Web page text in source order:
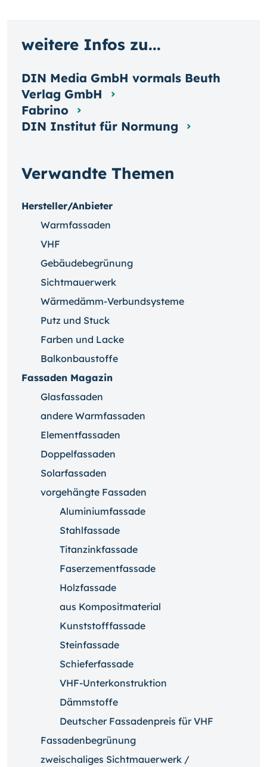
Verwandte Themen
Hersteller/Anbieter
Warmfassaden
VHF
Gebäudebegrünung
Sichtmauerwerk
Wärmedämm-Verbundsysteme
Putz und Stuck
Farben und Lacke
Balkonbaustoffe
Fassaden Magazin
Glasfassaden
andere Warmfassaden
Elementfassaden
Doppelfassaden
Solarfassaden
vorgehängte Fassaden
Aluminiumfassade
Stahlfassade
Titanzinkfassade
Faserzementfassade
Holzfassade
aus Kompositmaterial
Kunststofffassade
Steinfassade
Schieferfassade
VHF-Unterkonstruktion
Dämmstoffe
Deutscher Fassadenpreis für VHF
Fassadenbegrünung
zweischaliges Sichtmauerwerk /
weitere Infos zu...
DIN Media GmbH vormals Beuth
Verlag GmbH
Fabrino
DIN Institut für Normung